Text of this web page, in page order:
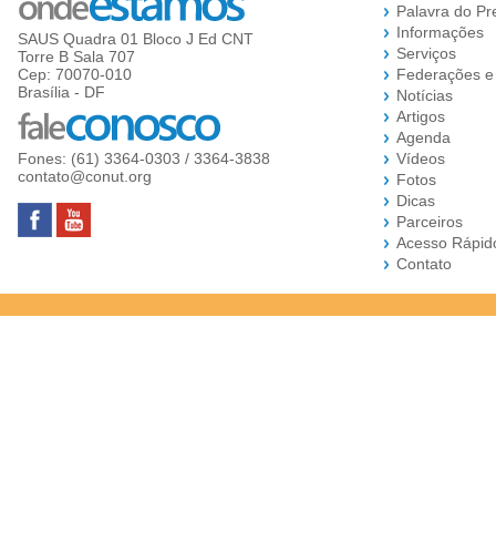
SAUS Quadra 01 Bloco J Ed CNT
Torre B Sala 707
Cep: 70070-010
Brasília - DF
Fones: (61) 3364-0303 / 3364-3838
contato@conut.org
Palavra do
Informações
Serviços
Federações
Notícias
Artigos
Agenda
Vídeos
Fotos
Dicas
Parceiros
Acesso
Contato